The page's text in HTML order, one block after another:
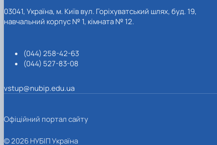
03041, Україна, м. Київ вул. Горіхуватський шлях, буд. 19,
навчальний корпус № 1, кімната № 12.
(044) 258-42-63
(044) 527-83-08
vstup@nubip.edu.ua
Офіційний портал сайту
© 2026 НУБІП Україна